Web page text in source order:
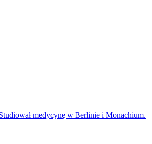
medycynę w Berlinie i Monachium.